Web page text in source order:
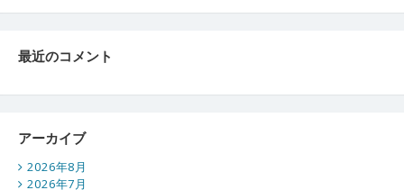
最近のコメント
アーカイブ
2026年8月
2026年7月